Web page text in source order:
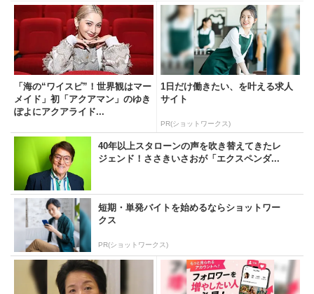
「海の“ワイスピ”！世界観はマー
メイド」初「アクアマン」のゆき
ぽよにアクアライド...
1日だけ働きたい、を叶える求人
サイト
PR(ショットワークス)
40年以上スタローンの声を吹き替えてきたレ
ジェンド！ささきいさおが「エクスペンダ...
短期・単発バイトを始めるならショットワー
クス
PR(ショットワークス)